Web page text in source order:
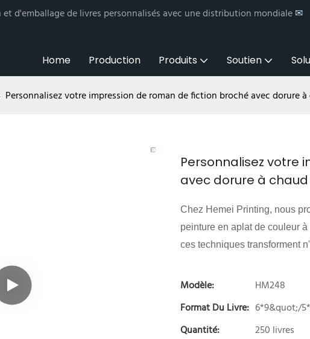
d'emballage de livres personnalisés avec une distribution mondiale✉
Home Production Produits Soutien
Personnalisez votre impression de roman de fiction broché avec dorure
Personnalisez votre
avec dorure à
Chez Hemei Printing, nous
peinture en aplat de couleur
ces techniques transforment
Modèle:
HM248
Format Du Livre: 6*9&quot;/
Quantité:
250 livres